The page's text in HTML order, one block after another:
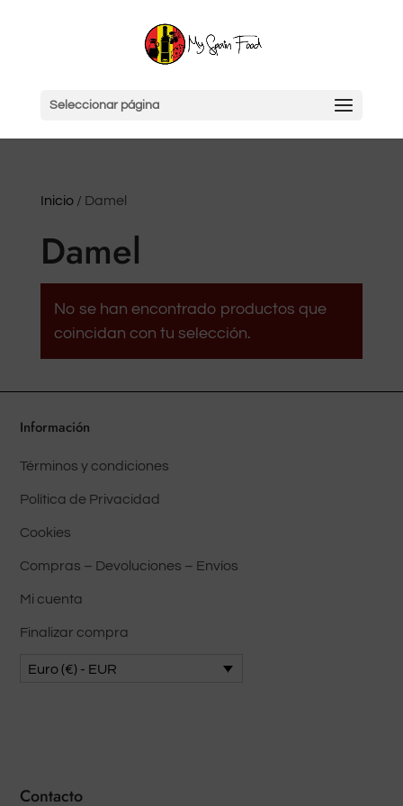
Seleccionar página
Inicio/ Damel
Damel
No se han encontrado productos que
coincidan con tu selección.
Información
Términos y condiciones
Política de Privacidad
Cookies
Compras – Devoluciones – Envíos
Mi cuenta
Finalizar compra
Euro (€) - EUR
Contacto